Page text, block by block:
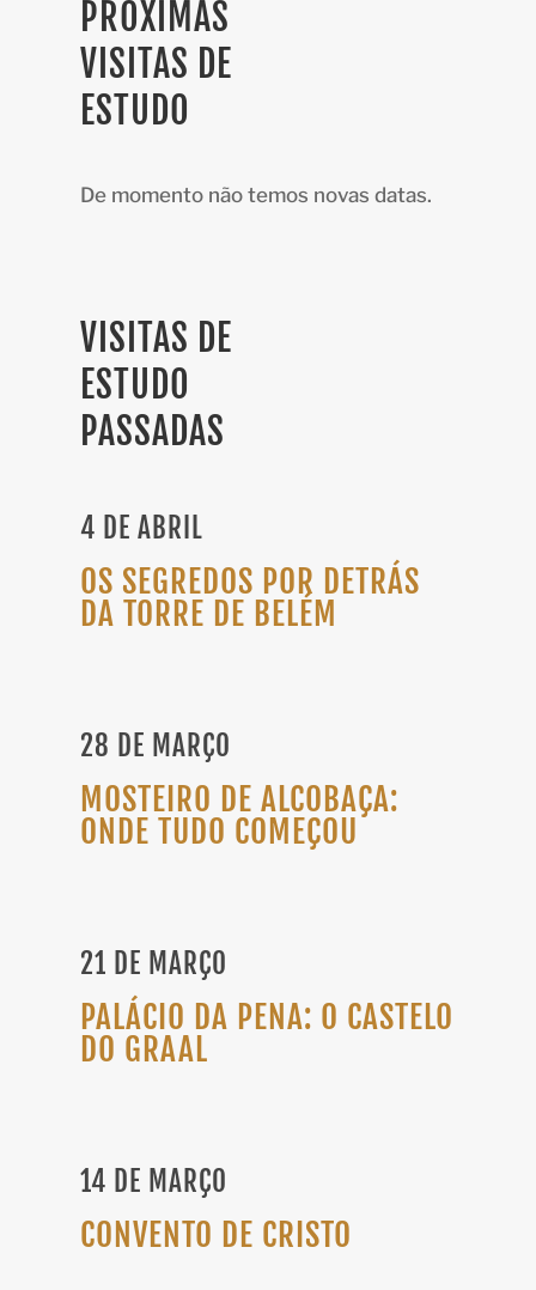
PRÓXIMAS
VISITAS DE
ESTUDO
De momento não temos novas datas.
VISITAS DE
ESTUDO
PASSADAS
4 DE ABRIL
OS SEGREDOS POR DETRÁS
DA TORRE DE BELÉM
28 DE MARÇO
MOSTEIRO DE ALCOBAÇA:
ONDE TUDO COMEÇOU
21 DE MARÇO
PALÁCIO DA PENA: O CASTELO
DO GRAAL
14 DE MARÇO
CONVENTO DE CRISTO